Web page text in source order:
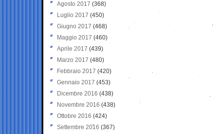
Agosto 2017 (368)
Luglio 2017 (450)
Giugno 2017 (468)
Maggio 2017 (460)
Aprile 2017 (439)
Marzo 2017 (480)
Febbraio 2017 (420)
Gennaio 2017 (453)
Dicembre 2016 (438)
Novembre 2016 (438)
Ottobre 2016 (424)
Settembre 2016 (367)